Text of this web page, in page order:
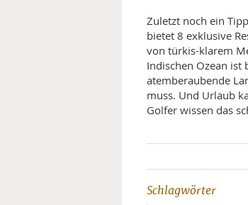
Zuletzt noch ein
bietet 8 exklusive
von türkis-klarem
Indischen Ozean ist
atemberaubende
muss. Und Urlaub
Golfer wissen das
Schlagwörter